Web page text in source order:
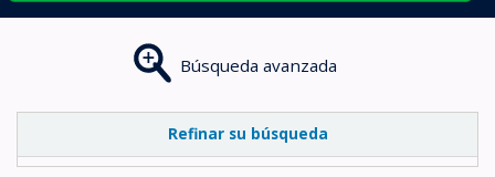
Búsqueda avanzada
Refinar su búsqueda